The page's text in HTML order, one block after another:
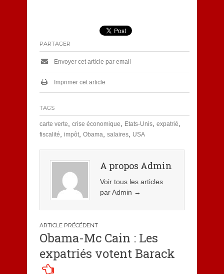
PARTAGER
Envoyer cet article par email
Imprimer cet article
TAGS
carte verte crise économique Etats-Unis, expatrié
fiscalité impôt, Obama salaires, USA
A propos Admin
Voir tous les articles
par Admin →
Navigation
de
l’article
Obama-Mc Cain : Les
expatriés votent Barack